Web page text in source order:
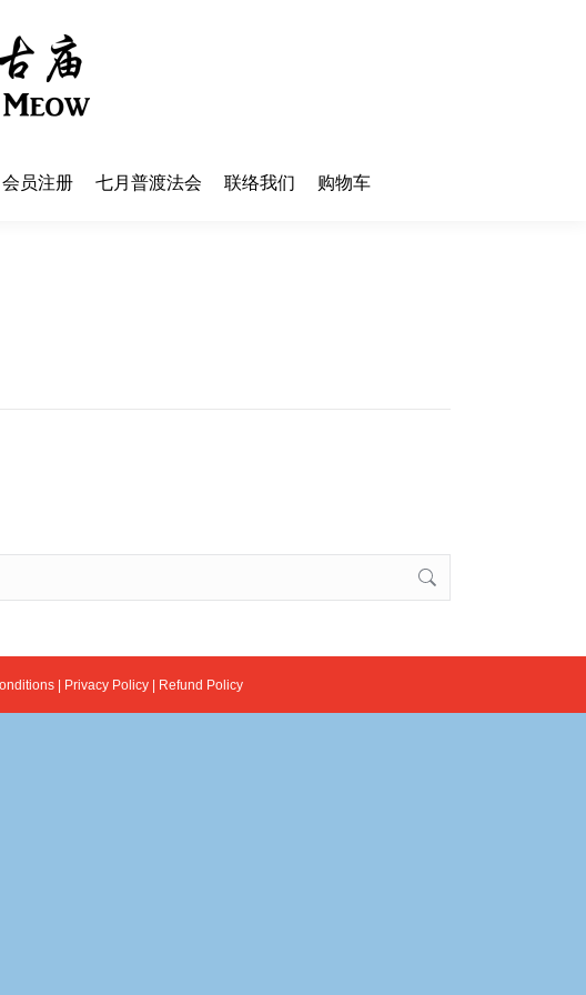
会员注册 七月普渡法会 联络我们 购物车
| Privacy Policy| Refund Policy
会员注册